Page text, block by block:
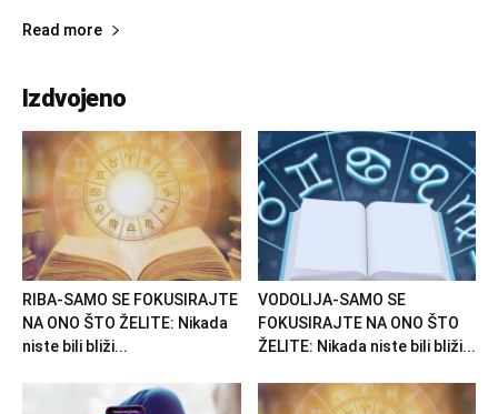
Read more
Izdvojeno
RIBA-SAMO SE FOKUSIRAJTE
NA ONO ŠTO ŽELITE: Nikada
niste bili bliži...
VODOLIJA-SAMO SE
FOKUSIRAJTE NA ONO ŠTO
ŽELITE: Nikada niste bili bliži...